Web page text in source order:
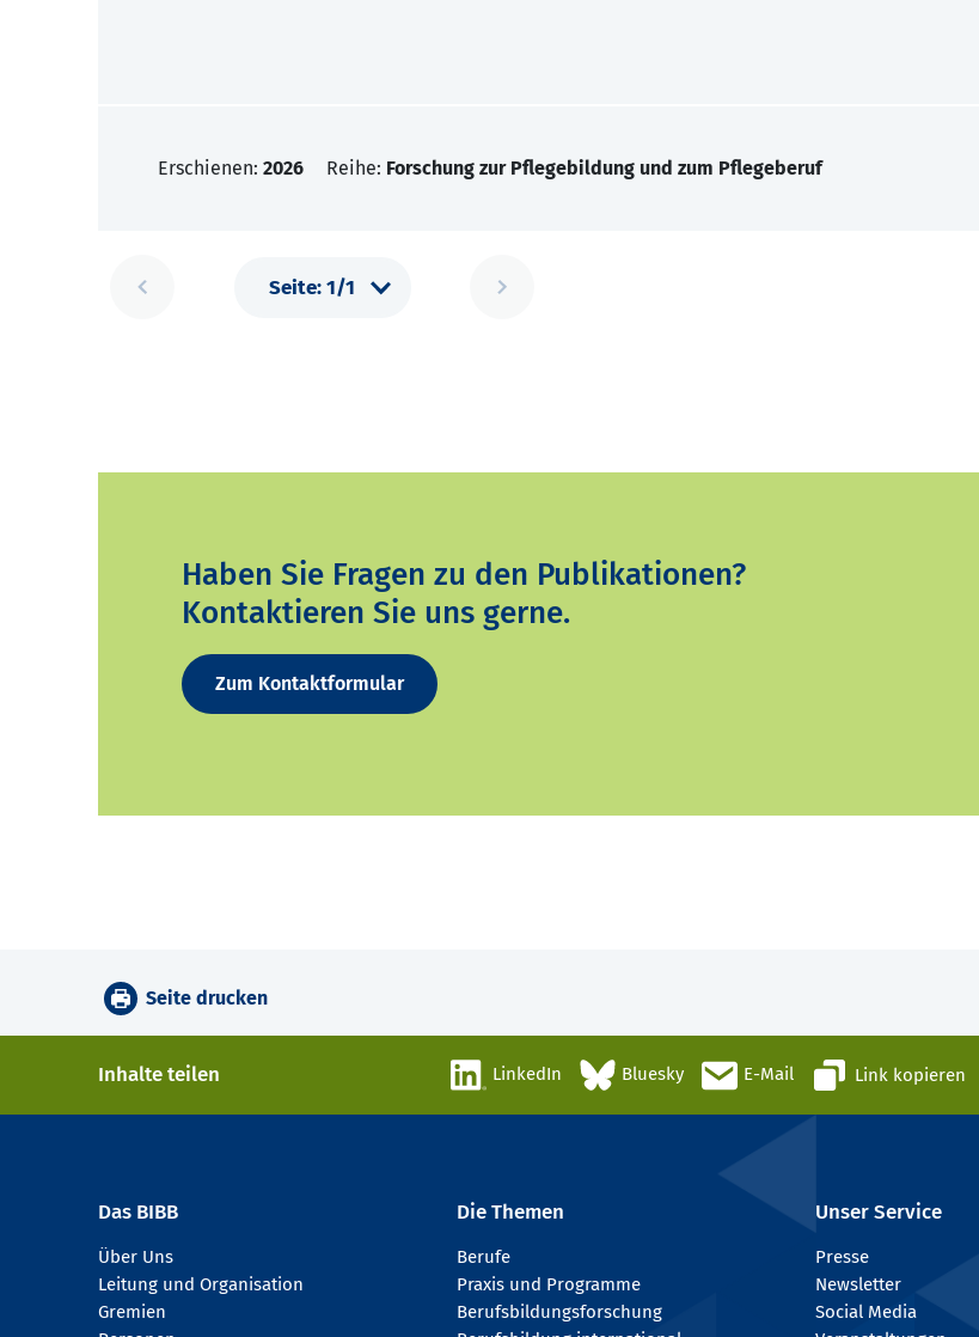
Erschienen: 2026 Reihe: Forschung zur Pflegebildung und zum Pflegeberuf
Haben Sie Fragen zu den Publikationen?
Kontaktieren Sie uns gerne.
Zum Kontaktformular
Seite drucken
Inhalte teilen LinkedIn Bluesky E-Mail Link kopieren
Das BIBB
Über Uns
Leitung und Organisation
Gremien
Die Themen
Berufe
Praxis und Programme
Berufsbildungsforschung
Unser Service
Presse
Newsletter
Social Media